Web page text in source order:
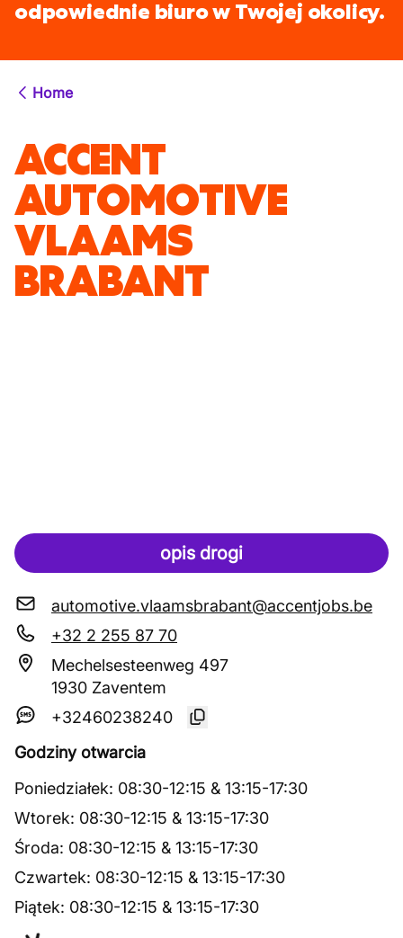
odpowiednie biuro w Twojej okolicy.
Home
ACCENT
AUTOMOTIVE
VLAAMS
BRABANT
opis drogi
automotive.vlaamsbrabant@accentjobs.be
+32 2 255 87 70
Mechelsesteenweg 497
1930 Zaventem
+32460238240
Godziny otwarcia
Poniedziałek: 08:30-12:15 & 13:15-17:30
Wtorek: 08:30-12:15 & 13:15-17:30
Środa: 08:30-12:15 & 13:15-17:30
Czwartek: 08:30-12:15 & 13:15-17:30
Piątek: 08:30-12:15 & 13:15-17:30